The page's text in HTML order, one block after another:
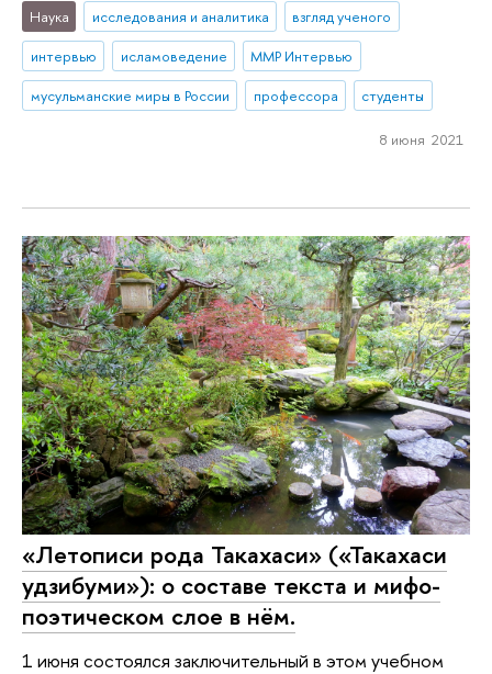
Наука исследования и аналитика
взгляд ученого
интервью
исламоведение
ММР Интервью
мусульманские миры в России
профессора студенты
8 июня 2021
«Летописи рода Такахаси» («Такахаси
удзибуми»): о составе текста и мифо-
поэтическом слое в нём.
1 июня состоялся заключительный в этом учебном